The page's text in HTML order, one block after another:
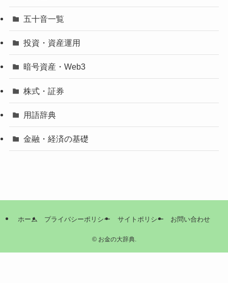
五十音一覧
投資・資産運用
暗号資産・Web3
株式・証券
用語辞典
金融・経済の基礎
ホーム プライバシーポリシー サイトポリシー お問い合わせ
©お金の大辞典.